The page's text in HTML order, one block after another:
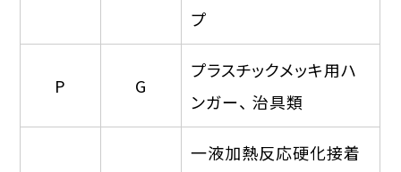
プ
P G
プラスチックメッキ用ハ
ンガー、 治具類
一液加熱反応硬化接着